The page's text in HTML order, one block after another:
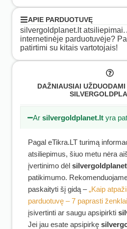
APIE PARDUOTUVĘ
silvergoldplanet.lt
internetinėje parduotuvėje?
patirtimi su kitais vartotojais!
DAŽNIAUSIAI
Arsilvergoldplanet.lt yra
Pagal eTikra.LT turimą
atsiliepimus, šiuo metu nėra
įvertinimo dėl
patikimumo.
paskaityti šį gidą –„Kaip
parduotuvę – 7 paprasti
įsivertinti ar saugu apsipirkti
Jei jau esate apsipirkę